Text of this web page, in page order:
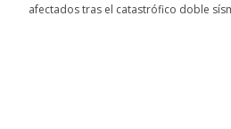
afectados tras el catastrófico doble